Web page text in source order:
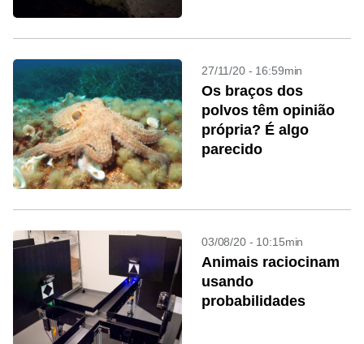
27/11/20 - 16:59min
Os braços dos
polvos têm opinião
própria? É algo
parecido
03/08/20 - 10:15min
Animais raciocinam
usando
probabilidades